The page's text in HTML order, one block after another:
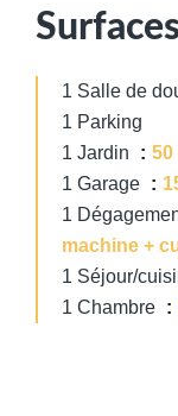
1 Salle de
1 Parking
1 Jardin
50
1 Garage
1
machine +
1 Séjour/
1 Chambre